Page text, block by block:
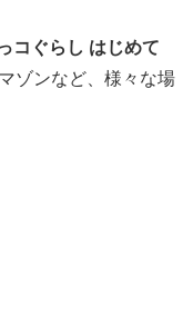
コぐらし はじめて
ゾンなど、様々な場